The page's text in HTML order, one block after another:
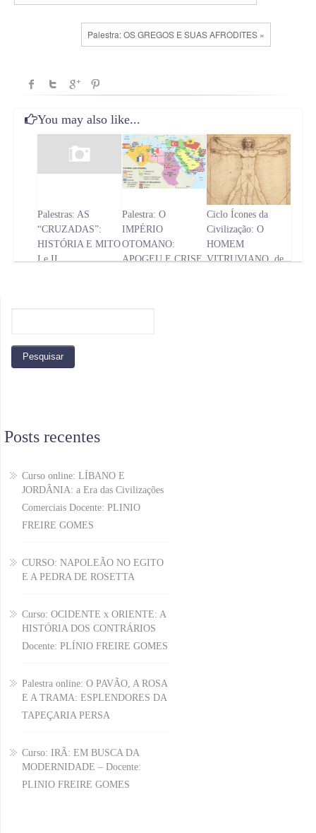
Palestra: OS GREGOS E SUAS AFRODITES »
You may also like...
Palestras: AS
“CRUZADAS”:
HISTÓRIA E MITO
I e II
Palestra: O
IMPÉRIO
OTOMANO:
APOGEU E CRISE
Ciclo Ícones da
Civilização: O
HOMEM
VITRUVIANO, de
Posts recentes
Curso online: LÍBANO E
JORDÂNIA: a Era das Civilizações
Comerciais Docente: PLINIO
FREIRE GOMES
CURSO: NAPOLEÃO NO EGITO
E A PEDRA DE ROSETTA
Curso: OCIDENTE x ORIENTE: A
HISTÓRIA DOS CONTRÁRIOS
Docente: PLÍNIO FREIRE GOMES
Palestra online: O PAVÃO, A ROSA
E A TRAMA: ESPLENDORES DA
TAPEÇARIA PERSA
Curso: IRÃ: EM BUSCA DA
MODERNIDADE – Docente:
PLINIO FREIRE GOMES